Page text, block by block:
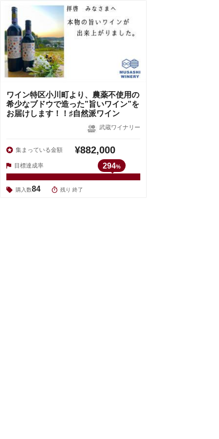
ワイン特区小川町より、農薬不使用の
希少なブドウで造った”旨いワイン”を
お届けします！！♯自然派ワイン
武蔵ワイナリー
集まっている金額 ¥882,000
目標達成率 294%
購入数84 残り 終了